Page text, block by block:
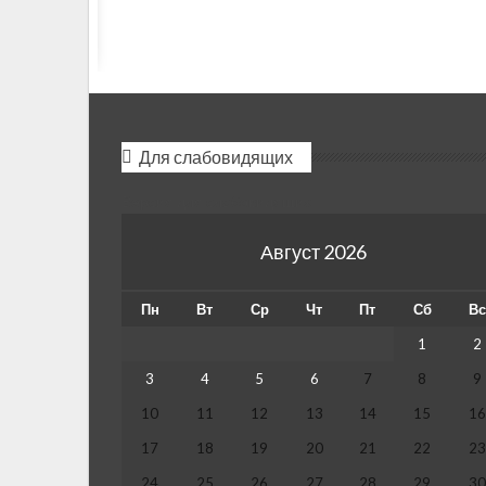
Для слабовидящих
Август 2026
Пн Вт Ср Чт Пт Сб
Вс
1
2
3
4 5 6 7 8
9
10
11 12 13 14 15
16
17
18 19 20 21 22
23
24
25 26 27 28 29 30